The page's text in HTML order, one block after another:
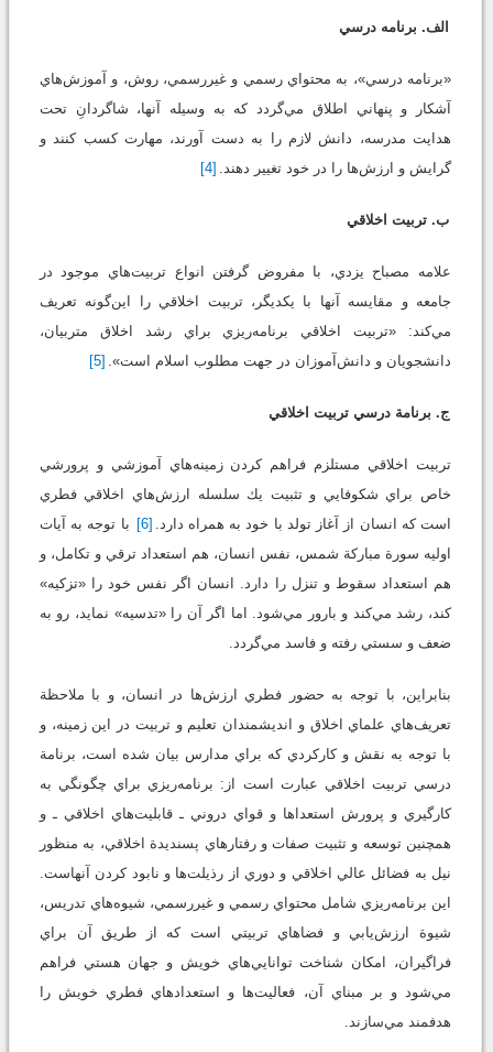
الف. برنامه درسي
«برنامه درسي»، به محتواي رسمي و غيررسمي، روش، و آموزش‌هاي
آشكار و پنهاني اطلاق مي‌گردد كه به وسيله آنها، شاگردانِ تحت
هدايت مدرسه، دانش لازم را به دست آورند، مهارت كسب كنند و
گرايش و ارزش‌ها را در خود تغيير دهند. [4]
ب. تربيت اخلاقي
علامه مصباح يزدي، با مفروض گرفتن انواع تربيت‌ها‌ي موجود در
جامعه و مقايسه آنها با يكديگر، تربيت اخلاقي را اين‌گونه تعريف
مي‌كند: «تربيت اخلاقي برنامه‌ريزي براي رشد اخلاق متربيان،
دانشجويان و دانش‌آموزان در جهت مطلوب اسلام است». [5]
ج. برنامة درسي تربيت اخلاقي
تربيت اخلاقي مستلزم فراهم كردن زمينه‌هاي آموزشي و پرورشي
خاص براي شكوفايي و تثبيت يك سلسله ارزش‌هاي اخلاقي فطري
است كه انسان از آغاز تولد با خود به همراه دارد. [6]
با توجه به آيات
اوليه سورة مباركة شمس، نفس انسان، هم استعداد ترقي و تكامل، و
هم استعداد سقوط و تنزل را دارد. انسان اگر نفس خود را «تزكيه»
كند، رشد مي‌كند و بارور مي‌شود. اما اگر آن را «تدسيه» نمايد، رو به
ضعف و سستي رفته و فاسد مي‌گردد.
بنابراين، با توجه به حضور فطري ارزش‌ها در انسان، و با ملاحظة
تعريف‌هاي علماي اخلاق و انديشمندان تعليم و تربيت در اين زمينه، و
با توجه به نقش و كاركردي كه براي مدارس بيان شده است، برنامة
درسي تربيت اخلاقي عبارت است از: برنامه‌ريزي براي چگونگي به
كارگيري و پرورش استعداها و قواي دروني ـ قابليت‌هاي اخلاقي ـ و
همچنين توسعه و تثبيت صفات و رفتارهاي پسنديدة اخلاقي، به منظور
نيل به فضائل عالي اخلاقي و دوري از رذيلت‌ها و نابود كردن آنهاست.
اين برنامه‌ريزي شامل محتواي رسمي و غيررسمي، شيوه‌هاي تدريس،‌
شيوة ارزش‌يابي و فضاهاي تربيتي است كه از طريق آن براي
فراگيران، امكان شناخت توانا‌يي‌هاي خويش و جهان هستي فراهم
مي‌شود و بر مبناي آن، فعاليت‌ها و استعدادهاي فطري خويش را
هدفمند مي‌سازند.